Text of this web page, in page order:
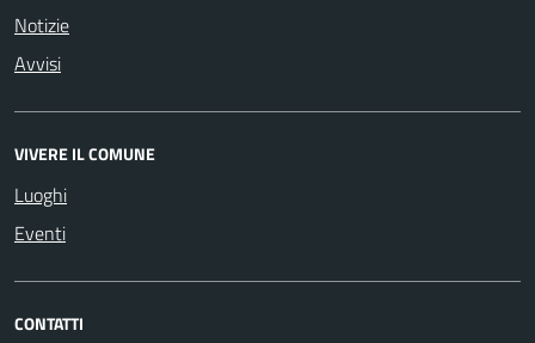
Notizie
Avvisi
VIVERE IL COMUNE
Luoghi
Eventi
CONTATTI